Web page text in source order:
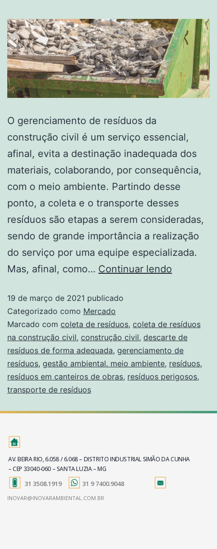
O gerenciamento de resíduos da
construção civil é um serviço essencial,
afinal, evita a destinação inadequada dos
materiais, colaborando, por consequência,
com o meio ambiente. Partindo desse
ponto, a coleta e o transporte desses
resíduos são etapas a serem consideradas,
sendo de grande importância a realização
do serviço por uma equipe especializada.
Mas, afinal, como… Continuar lendo
19 de março de 2021 publicado
Categorizado como Mercado
Marcado com coleta de resíduos, coleta de resíduos
na construção civil, construção civil, descarte de
resíduos de forma adequada, gerenciamento de
resíduos, gestão ambiental. meio ambiente, resíduos,
resíduos em canteiros de obras, resíduos perigosos,
transporte de resíduos
AV. BEIRA RIO, 6.058 / 6.068 – DISTRITO INDUSTRIAL SIMÃO DA CUNHA
– CEP 33040-060 – SANTA LUZIA – MG
31 3508.1919 31 9 7400.9048
INOVAR@INOVARAMBIENTAL.COM.BR